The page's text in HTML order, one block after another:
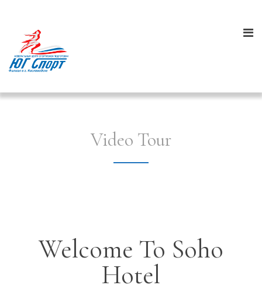
Video Tour
Welcome To Soho
Hotel